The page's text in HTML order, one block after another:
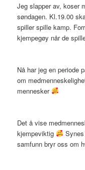
Jeg slapper av, koser
søndagen. Kl.19.00
spiller spille kamp.
kjempegøy når de
Nå har jeg en periode
om
mennesker
Det å vise
kjempeviktig
samfunn bryr oss om